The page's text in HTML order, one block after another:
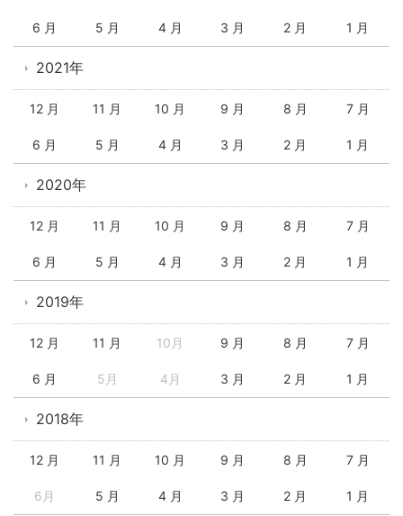
6 月 5 月 4 月 3 月 2 月 1 月
2021年
12 月 11 月 10 月 9 月 8 月 7 月
6 月 5 月 4 月 3 月 2 月 1 月
2020年
12 月 11 月 10 月 9 月 8 月 7 月
6 月 5 月 4 月 3 月 2 月 1 月
2019年
12 月 11 月 10月 9 月 8 月 7 月
6 月 5月 4月 3 月 2 月 1 月
2018年
12 月 11 月 10 月 9 月 8 月 7 月
6月 5 月 4 月 3 月 2 月 1 月